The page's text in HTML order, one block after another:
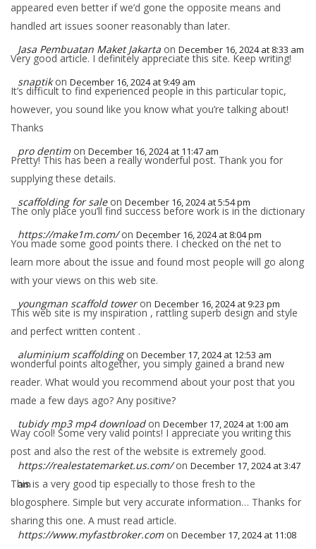
appeared even better if we’d gone the opposite means and
handled art issues sooner reasonably than later.
Jasa Pembuatan Maket Jakarta on December 16, 2024 at 8:33 am
Very good article. I definitely appreciate this site. Keep writing!
snaptik on December 16, 2024 at 9:49 am
It’s difficult to find experienced people in this particular topic,
however, you sound like you know what you’re talking about!
Thanks
pro dentim on December 16, 2024 at 11:47 am
Pretty! This has been a really wonderful post. Thank you for
supplying these details.
scaffolding for sale on December 16, 2024 at 5:54 pm
The only place you’ll find success before work is in the dictionary
https://make1m.com/ on December 16, 2024 at 8:04 pm
You made some good points there. I checked on the net to
learn more about the issue and found most people will go along
with your views on this web site.
youngman scaffold tower on December 16, 2024 at 9:23 pm
This web site is my inspiration , rattling superb design and style
and perfect written content .
aluminium scaffolding on December 17, 2024 at 12:53 am
wonderful points altogether, you simply gained a brand new
reader. What would you recommend about your post that you
made a few days ago? Any positive?
tubidy mp3 mp4 download on December 17, 2024 at 1:00 am
Way cool! Some very valid points! I appreciate you writing this
post and also the rest of the website is extremely good.
https://realestatemarket.us.com/ on December 17, 2024 at 3:47
am
This is a very good tip especially to those fresh to the
blogosphere. Simple but very accurate information… Thanks for
sharing this one. A must read article.
https://www.myfastbroker.com on December 17, 2024 at 11:08